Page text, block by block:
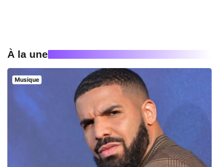
À la une
Musique